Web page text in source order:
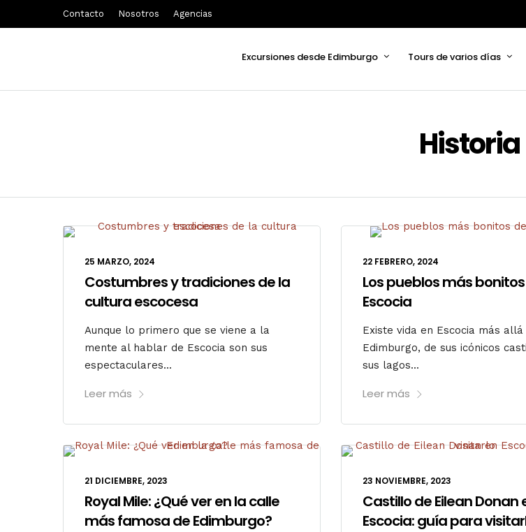
Contacto Nosotros Agencias
Excursiones desde Edimburgo Tours de varios días
Historia
25 MARZO, 2024
Costumbres y tradiciones de la
cultura escocesa
Aunque lo primero que se viene a la
mente al hablar de Escocia son sus
espectaculares...
Leer más
22 FEBRERO, 2024
Los pueblos más
Escocia
Existe vida en Escocia más allá
Edimburgo, de sus icónicos
sus lagos...
Leer más
21 DICIEMBRE, 2023
Royal Mile: ¿Qué ver en la calle
más famosa de Edimburgo?
23 NOVIEMBRE, 2023
Castillo de Eilean Donan
Escocia: guía para